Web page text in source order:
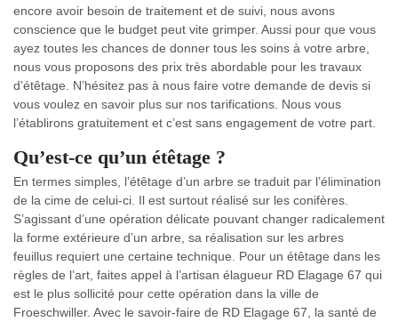
encore avoir besoin de traitement et de suivi, nous avons
conscience que le budget peut vite grimper. Aussi pour que vous
ayez toutes les chances de donner tous les soins à votre arbre,
nous vous proposons des prix très abordable pour les travaux
d’étêtage. N’hésitez pas à nous faire votre demande de devis si
vous voulez en savoir plus sur nos tarifications. Nous vous
l’établirons gratuitement et c’est sans engagement de votre part.
Qu’est-ce qu’un étêtage ?
En termes simples, l’étêtage d’un arbre se traduit par l’élimination
de la cime de celui-ci. Il est surtout réalisé sur les conifères.
S’agissant d’une opération délicate pouvant changer radicalement
la forme extérieure d’un arbre, sa réalisation sur les arbres
feuillus requiert une certaine technique. Pour un étêtage dans les
règles de l’art, faites appel à l’artisan élagueur RD Elagage 67 qui
est le plus sollicité pour cette opération dans la ville de
Froeschwiller. Avec le savoir-faire de RD Elagage 67, la santé de